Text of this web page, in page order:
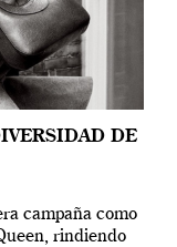
DE
campaña como
rindiendo